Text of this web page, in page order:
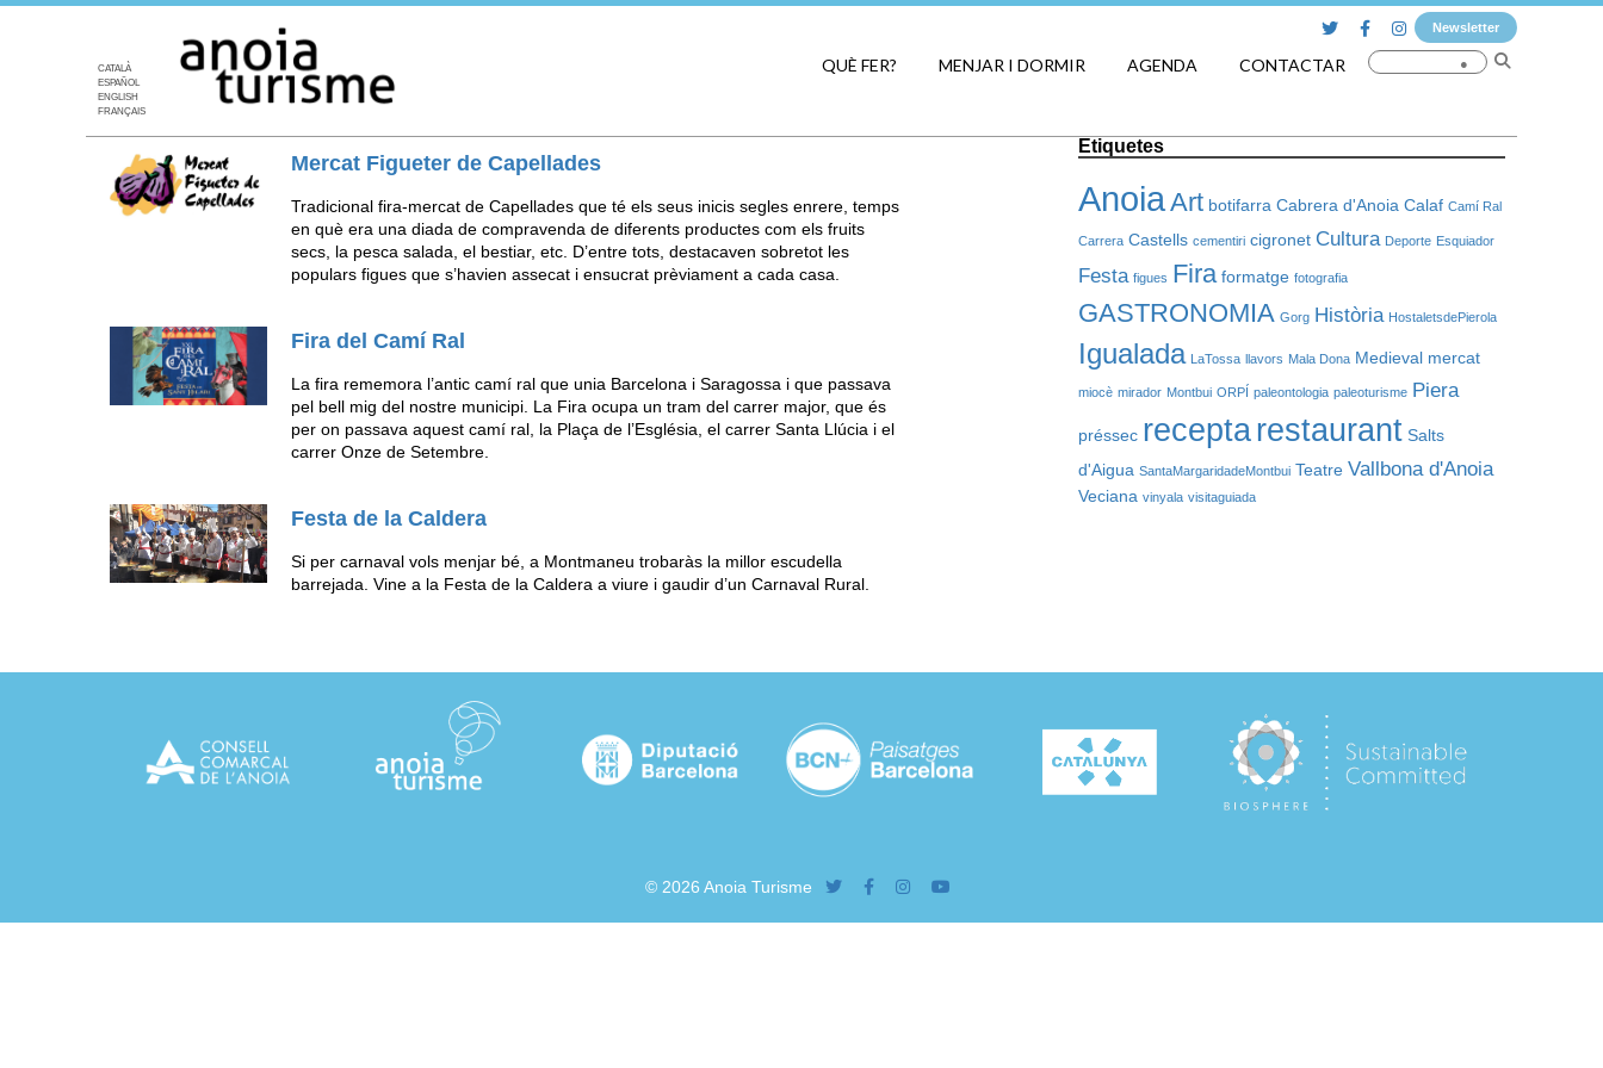
Newsletter
CATALÀ
ESPAÑOL
ENGLISH
FRANÇAIS
QUÈ FER? MENJAR I DORMIR AGENDA CONTACTAR
Mercat Figueter de Capellades
Tradicional fira-mercat de Capellades que té els seus inicis segles enrere, temps
en què era una diada de compravenda de diferents productes com els fruits
secs, la pesca salada, el bestiar, etc. D’entre tots, destacaven sobretot les
populars figues que s’havien assecat i ensucrat prèviament a cada casa.
Fira del Camí Ral
La fira rememora l’antic camí ral que unia Barcelona i Saragossa i que passava
pel bell mig del nostre municipi. La Fira ocupa un tram del carrer major, que és
per on passava aquest camí ral, la Plaça de l’Església, el carrer Santa Llúcia i el
carrer Onze de Setembre.
Festa de la Caldera
Si per carnaval vols menjar bé, a Montmaneu trobaràs la millor escudella
barrejada. Vine a la Festa de la Caldera a viure i gaudir d’un Carnaval Rural.
Etiquetes
AnoiaArt botifarra Cabrera d'Anoia Calaf Camí Ral
Carrera Castells cementiri cigronet Cultura Deporte Esquiador
Festa figues Fira formatge fotografia
GASTRONOMIA Gorg Història HostaletsdePierola
Igualada LaTossa llavors Mala Dona Medieval mercat
miocè mirador Montbui ORPÍ paleontologia paleoturisme Piera
préssec receptarestaurant Salts
d'Aigua SantaMargaridadeMontbui Teatre Vallbona d'Anoia
Veciana vinyala visitaguiada
© 2026 Anoia Turisme